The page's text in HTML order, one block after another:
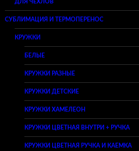
ДЛЯ ЧЕХЛОВ
СУБЛИМАЦИЯ И ТЕРМОПЕРЕНОС
КРУЖКИ
БЕЛЫЕ
КРУЖКИ РАЗНЫЕ
КРУЖКИ ДЕТСКИЕ
КРУЖКИ ХАМЕЛЕОН
КРУЖКИ ЦВЕТНАЯ ВНУТРИ + РУЧКА
КРУЖКИ ЦВЕТНАЯ РУЧКА И КАЕМКА